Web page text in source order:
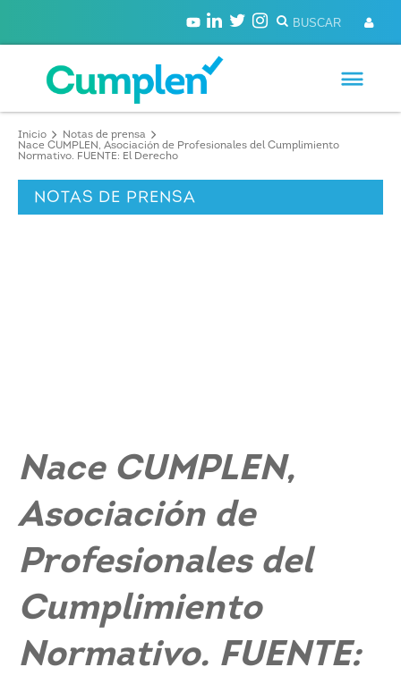
Inicio
Notas de prensa
Nace CUMPLEN, Asociación de Profesionales del Cumplimiento
Normativo. FUENTE: El Derecho
NOTAS DE PRENSA
Nace CUMPLEN,
Asociación de
Profesionales del
Cumplimiento
Normativo. FUENTE: